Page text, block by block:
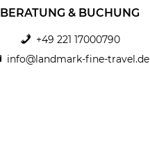
BERATUNG & BUCHUNG
+49 221 17000790
info@landmark-fine-travel.de